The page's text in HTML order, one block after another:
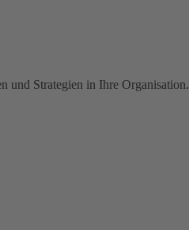
und Strategien in Ihre Organisation.